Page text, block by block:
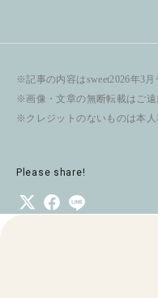
※記事の内容はsweet2026年3月
※画像・文章の無断転載はご遠
※クレジットのないものは本人
Please share!